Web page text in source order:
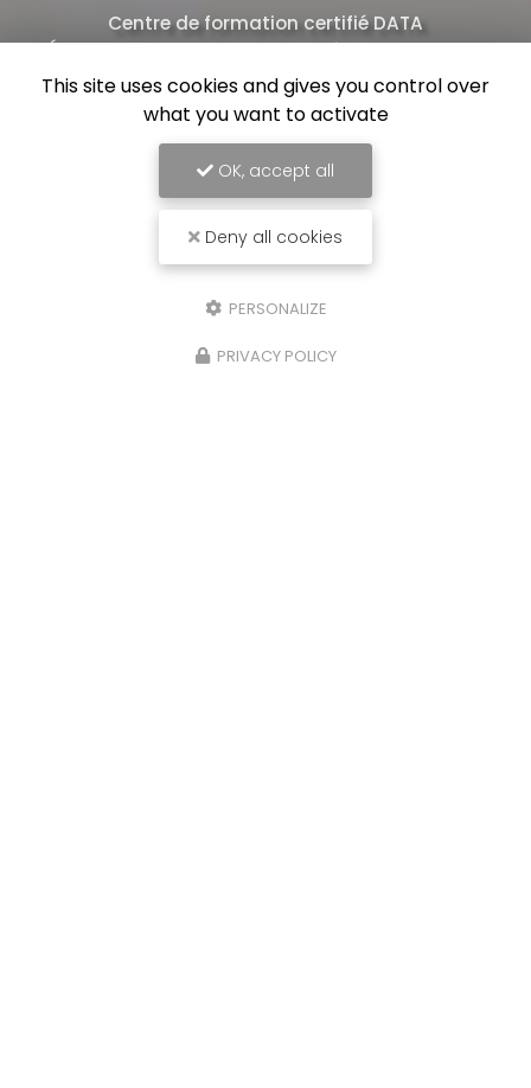
Centre de formation certifié DATA
Équipe de professionnels formés au nettoyage
This site uses cookies and gives you control over
what you want to activate
OK, accept all
Deny all cookies
PERSONALIZE
PRIVACY POLICY